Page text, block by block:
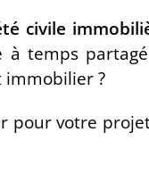
civile
temps
immobilier ?
pour votre